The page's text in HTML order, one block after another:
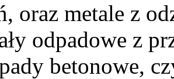
oraz metale z
odpadowe z
betonowe,